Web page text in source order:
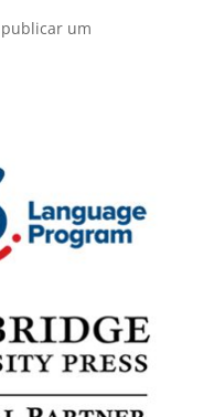
homenagem ao Dia
fortalecimento dos